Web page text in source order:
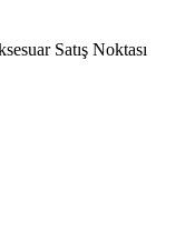
Satış Noktası